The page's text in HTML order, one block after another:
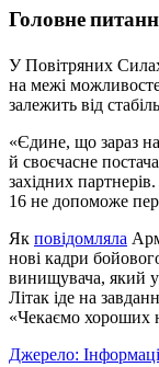
Головне
У Повітряних
на межі
залежить від
«Єдине, що зараз
й своєчасне
західних
16 не допоможе
Як повідомляла
нові кадри
винищувача, який
Літак іде на
«Чекаємо хороших
Джерело: